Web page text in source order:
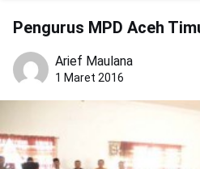
Pengurus MPD Aceh
Arief Maulana
1 Maret 2016